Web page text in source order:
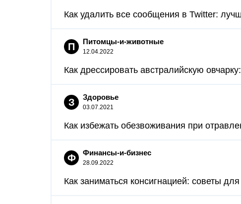
Как удалить все сообщения в Twitter:
П Питомцы-и-животные
12.04.2022
Как дрессировать австралийскую
З Здоровье
03.07.2021
Как избежать обезвоживания при
Ф Финансы-и-бизнес
28.09.2022
Как заниматься консигнацией: советы